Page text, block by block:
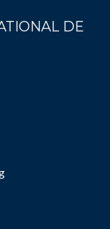
DE